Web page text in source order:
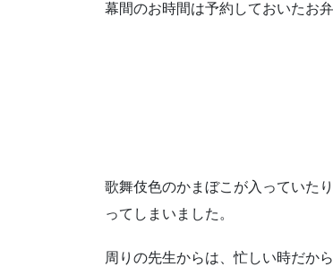
幕間のお時間は予約しておいたお
歌舞伎色のかまぼこが入っていた
ってしまいました。
周りの先生からは、忙しい時だか